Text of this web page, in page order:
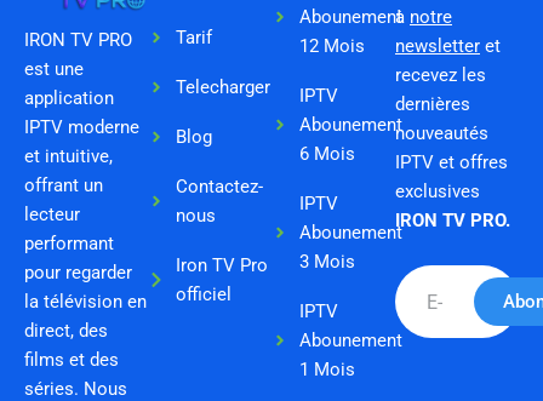
IRON TV PRO
est une
application
IPTV moderne
et intuitive,
offrant un
lecteur
performant
pour regarder
la télévision en
direct, des
films et des
séries. Nous
Tarif
Telecharger
Blog
Contactez-
nous
Iron TV Pro
officiel
Abounement
12 Mois
IPTV
Abounement
6 Mois
IPTV
Abounement
3 Mois
IPTV
Abounement
1 Mois
à notre
newsletter et
recevez les
dernières
nouveautés
IPTV et offres
exclusives
IRON TV PRO.